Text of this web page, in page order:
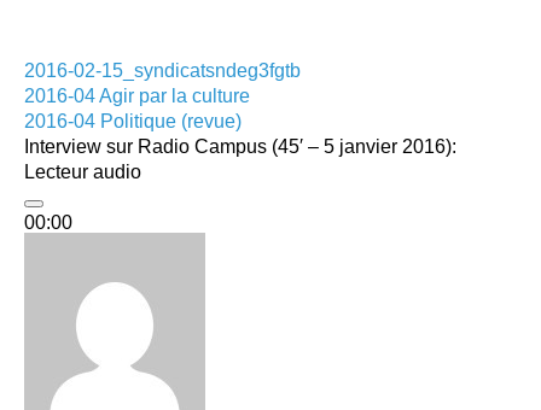
2016-02-15_syndicatsndeg3fgtb
2016-04 Agir par la culture
2016-04 Politique (revue)
Interview sur Radio Campus (45′ – 5 janvier 2016):
Lecteur audio
00:00